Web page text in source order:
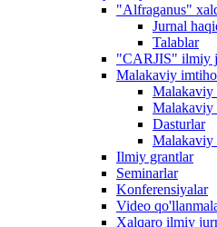
"Alfraganus"
Jurnal
Talablar
"CARJIS" ilmiy
Malakaviy
Malakaviy
Malakaviy
Dasturlar
Malakaviy
Ilmiy grantlar
Seminarlar
Konferensiyalar
Video
Xalqaro ilmiy